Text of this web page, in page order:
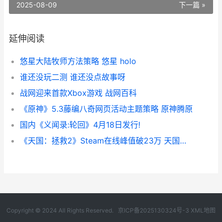
下一篇 »
2025-08-09
延伸阅读
悠星大陆牧师方法策略 悠星 holo
谁还没玩二测 谁还没点故事呀
战网迎来首款Xbox游戏 战网百科
《原神》5.3藤编八奇网页活动主题策略 原神腾原
国内《义闻录:轮回》4月18日发行!
《天国：拯救2》Steam在线峰值破23万 天国拯救2绝境丧钟攻略
Copyright © 2024 All Rights Reserved. 京ICP备2025130324号-3 XML地图